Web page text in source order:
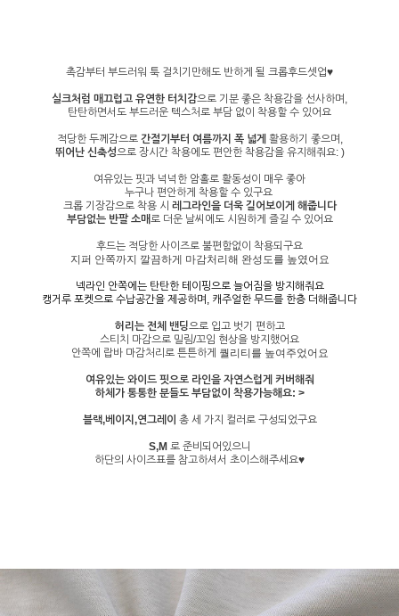
촉감부터 부드러워 툭 걸치기만해도 반하게 될 크롭후드셋업♥
실크처럼 매끄럽고 유연한 터치감으로 기분 좋은 착용감을 선사하며,
탄탄하면서도 부드러운 텍스처로 부담 없이 착용할 수 있어요
적당한 두께감으로 간절기부터 여름까지 폭 넓게 활용하기 좋으며,
뛰어난 신축성으로 장시간 착용에도 편안한 착용감을 유지해줘요: )
여유있는 핏과 넉넉한 암홀로 활동성이 매우 좋아
누구나 편안하게 착용할 수 있구요
크롭 기장감으로 착용 시 레그라인을 더욱 길어보이게 해줍니다
부담없는 반팔 소매로 더운 날씨에도 시원하게 즐길 수 있어요
후드는 적당한 사이즈로 불편함없이 착용되구요
지퍼 안쪽까지 깔끔하게 마감처리해 완성도를 높였어요
넥라인 안쪽에는 탄탄한 테이핑으로 늘어짐을 방지해줘요
캥거루 포켓으로 수납공간을 제공하며, 캐주얼한 무드를 한층 더해줍니다
허리는 전체 밴딩으로 입고 벗기 편하고
스티치 마감으로 밀림/꼬임 현상을 방지했어요
안쪽에 랍바 마감처리로 튼튼하게 퀄리티를 높여주었어요
여유있는 와이드 핏으로 라인을 자연스럽게 커버해줘
하체가 통통한 분들도 부담없이 착용가능해요: >
블랙,베이지,연그레이 총 세 가지 컬러로 구성되었구요
S,M 로 준비되어있으니
하단의 사이즈표를 참고하셔서 초이스해주세요♥